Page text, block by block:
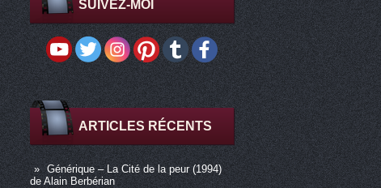
SUIVEZ-MOI
ARTICLES RÉCENTS
Générique – La Cité de la peur (1994)
de Alain Berbérian